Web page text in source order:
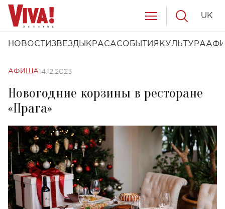
НОВОСТИ ЗВЕЗДЫ КРАСАСОБЫТИЯ КУЛЬТУРА
UK
АФИША14.12.2023
Новогодние корзины в ресторане
«Прага»